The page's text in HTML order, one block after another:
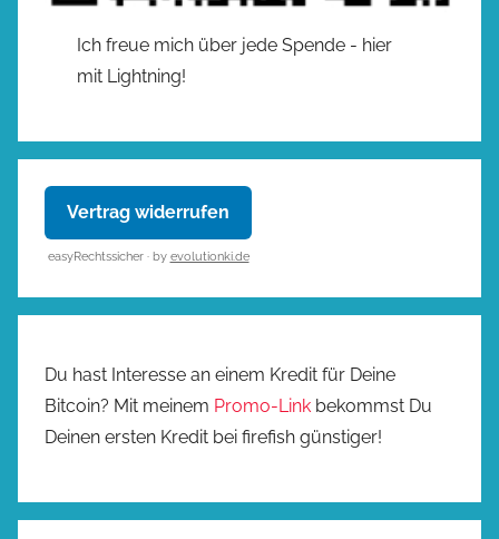
Ich freue mich über jede Spende - hier
mit Lightning!
Vertrag widerrufen
easyRechtssicher · by evolutionki.de
Du hast Interesse an einem Kredit für Deine
Bitcoin? Mit meinem Promo-Link bekommst Du
Deinen ersten Kredit bei firefish günstiger!